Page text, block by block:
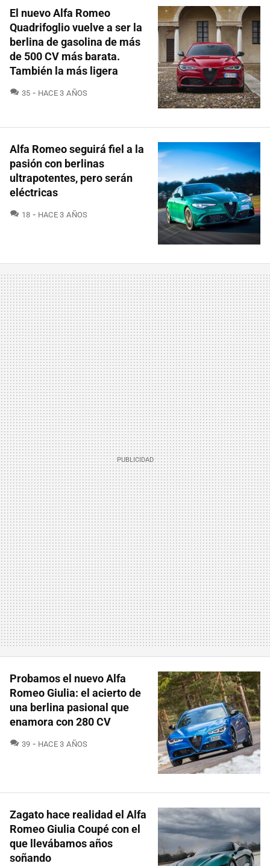
El nuevo Alfa Romeo
Quadrifoglio vuelve a ser la
berlina de gasolina de más
de 500 CV más barata.
También la más ligera
35 COMENTARIOS
HACE 3 AÑOS
Alfa Romeo seguirá fiel a la
pasión con berlinas
ultrapotentes, pero serán
eléctricas
18 COMENTARIOS
HACE 3 AÑOS
Probamos el nuevo Alfa
Romeo Giulia: el acierto de
una berlina pasional que
enamora con 280 CV
39 COMENTARIOS
HACE 3 AÑOS
Zagato hace realidad el Alfa
Romeo Giulia Coupé con el
que llevábamos años
soñando